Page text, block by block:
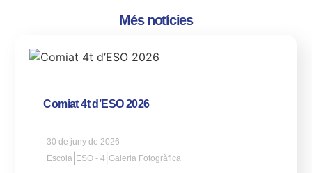
Més notícies
Comiat 4t d’ESO 2026
30 de juny de 2026
Escola ESO - 4 |Galeria Fotogràfica